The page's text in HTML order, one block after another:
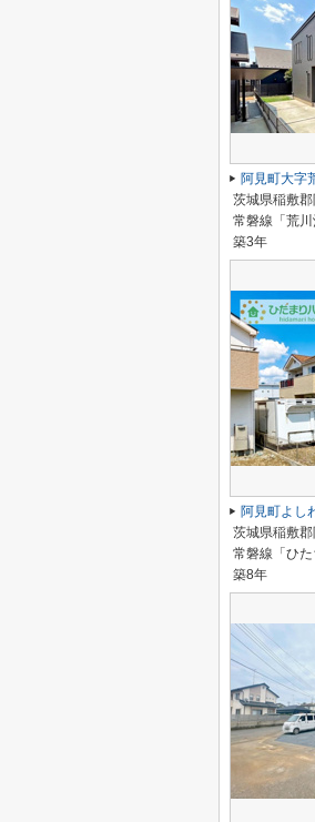
阿見町大
茨城県稲敷
常磐線「荒
築3年
阿見町よ
茨城県稲敷
常磐線「ひ
築8年